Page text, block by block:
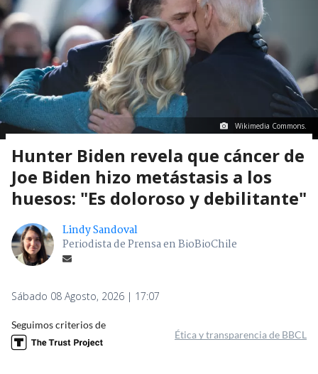
Wikimedia Commons.
Hunter Biden revela que cáncer de
Joe Biden hizo metástasis a los
huesos: "Es doloroso y debilitante"
Lindy Sandoval
Periodista de Prensa en BioBioChile
Sábado 08 Agosto, 2026 | 17:07
Seguimos criterios de
Ética y transparencia de BBCL